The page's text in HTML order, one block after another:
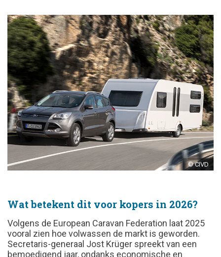
© CIVD
Wat betekent dit voor kopers in 2026?
Volgens de European Caravan Federation laat 2025
vooral zien hoe volwassen de markt is geworden.
Secretaris-generaal Jost Krüger spreekt van een
bemoedigend jaar, ondanks economische en